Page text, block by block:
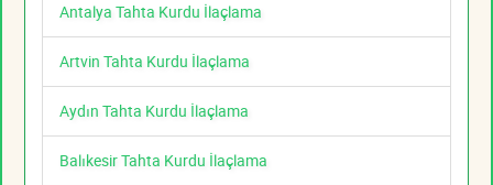
Antalya Tahta Kurdu İlaçlama
Artvin Tahta Kurdu İlaçlama
Aydın Tahta Kurdu İlaçlama
Balıkesir Tahta Kurdu İlaçlama